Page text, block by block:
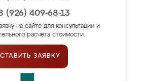
(926) 409-68-13
на сайте для консультации и
расчёта стоимости.
ЗАЯВКУ